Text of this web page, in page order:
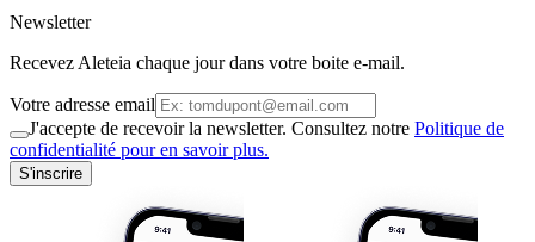
Newsletter
Recevez Aleteia chaque jour dans votre boite e-mail.
Votre adresse email
J'accepte de recevoir la newsletter. Consultez notre Politique de
confidentialité pour en savoir plus.
S'inscrire